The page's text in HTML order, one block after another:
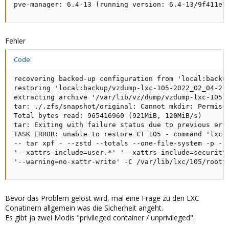
pve-manager: 6.4-13 (running version: 6.4-13/
Fehler
Code:
recovering backed-up configuration from
restoring 'local:backup/vzdump-lxc-105-2022_02_04-
extracting archive '/var/lib/vz/dump/vzdump-lxc-105-
tar: ./.zfs/snapshot/original: Cannot mkdir:
Total bytes read: 965416960 (921MiB, 120MiB/s)
tar: Exiting with failure status due to previous
TASK ERROR: unable to restore CT 105 - command
-- tar xpf - --zstd --totals --one-file-system -p --
'--xattrs-include=user.*' '--xattrs-
'--warning=no-xattr-write' -C /var/lib/lxc/105/
Bevor das Problem gelöst wird, mal eine Frage zu den LXC
Conatinern allgemein was die Sicherheit angeht.
Es gibt ja zwei Modis "privileged container / unprivileged".